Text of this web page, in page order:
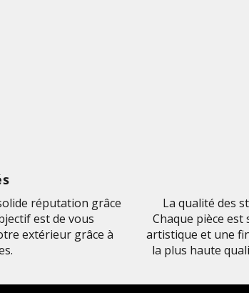
réputation grâce
est de vous
extérieur grâce à
La qualité des
Chaque pièce
artistique et une
la plus haute